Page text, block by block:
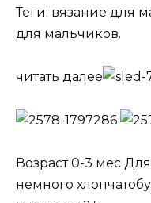
Теги: вязание для
для мальчиков.
читать далее
Возраст 0-3 мес
немного